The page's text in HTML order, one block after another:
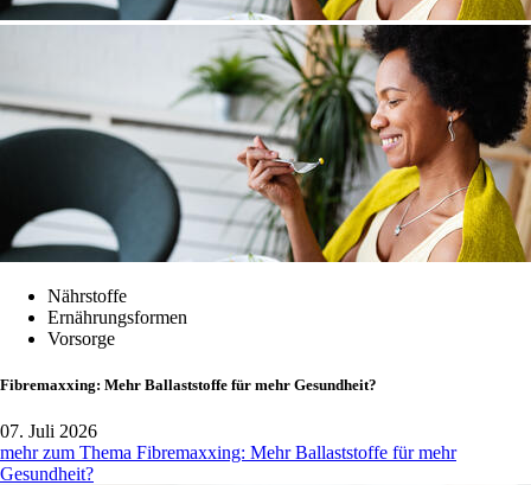
Nährstoffe
Ernährungsformen
Vorsorge
Fibremaxxing: Mehr Ballaststoffe für mehr Gesundheit?
07. Juli 2026
mehr zum Thema Fibremaxxing: Mehr Ballaststoffe für mehr
Gesundheit?